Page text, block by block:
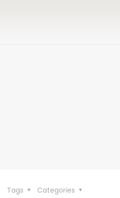
Categories
Tags